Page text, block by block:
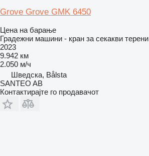
Grove Grove GMK 6450
Цена на барање
Градежни машини - кран за секакви терени
2023
9.942 км
2.050 м/ч
Шведска, Bålsta
SANTEO AB
Контактирајте го продавачот